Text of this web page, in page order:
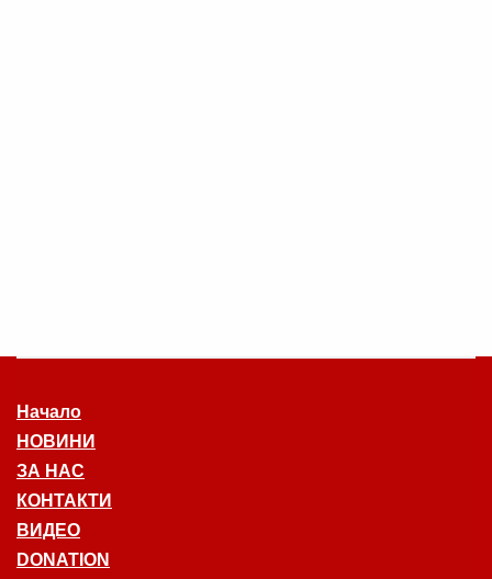
Начало
НОВИНИ
ЗА НАС
КОНТАКТИ
ВИДЕО
DONATION